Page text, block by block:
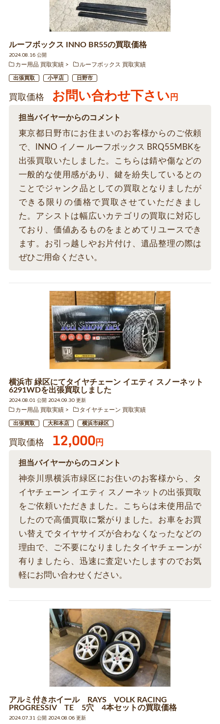
ルーフボックス INNO BR55の買取価格
2024.08.16 公開
カー用品 買取実績
ルーフボックス 買取実績
出張買取 小平店 日野市
買取価格 お問い合わせ下さい 円
担当バイヤーからのコメント
東京都日野市にお住まいのお客様からのご依頼
で、INNO イノー ルーフボックス BRQ55MBKを
出張買取いたしました。こちらは錆や傷などの
一般的な使用感があり、鍵を紛失しているとの
ことでジャンク品としての買取となりましたが
できる限りの価格で買取させていただきまし
た。アシストは幅広いカテゴリの買取に対応し
ており、価値あるものをまとめてリユースでき
ます。お引っ越しやお片付け、遺品整理の際は
ぜひご用命ください。
横浜市 緑区にてタイヤチェーン イエティ スノーネット
6291WDを出張買取しました
2024.08.01 公開 2024.09.30 更新
カー用品 買取実績
タイヤチェーン 買取実績
出張買取 大和本店 横浜市緑区
買取価格 12,000円
担当バイヤーからのコメント
神奈川県横浜市緑区にお住いのお客様から、タ
イヤチェーン イエティ スノーネットの出張買取
をご依頼いただきました。こちらは未使用品で
したので高価買取に繋がりました。お車をお買
い替えでタイヤサイズが合わなくなったなどの
理由で、ご不要になりましたタイヤチェーンが
有りましたら、迅速に査定いたしますのでお気
軽にお問い合わせください。
アルミ付きホイール RAYS VOLK RACING
PROGRESSIV TE 5穴 4本セットの買取価格
2024.07.31 公開 2024.08.06 更新